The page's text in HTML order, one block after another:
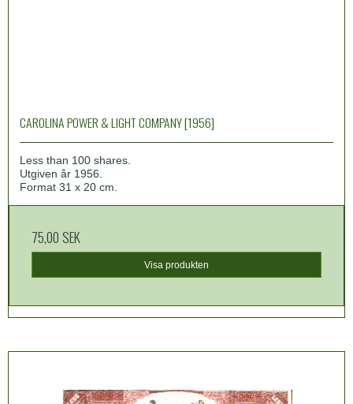
CAROLINA POWER & LIGHT COMPANY [1956]
Less than 100 shares.
Utgiven år 1956.
Format 31 x 20 cm.
75,00 SEK
Visa produkten